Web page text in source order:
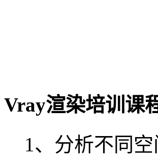
Vray渲染培训课
1、分析不同